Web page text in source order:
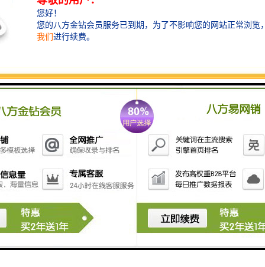
拆除。
2. 夹持物体：挖机破拆钳可以通过夹持物体的方式，将
3. 剪切金属：挖机破拆钳配备了强大的剪切力，可以轻
松切割金属材料，如钢筋、金属管道等。
4. 撕裂材料：挖机破拆钳的爪子设计可以用于撕裂材
料，如木材、塑料等，以便于更容易地进行拆除工作。
5. 旋转和调整：挖机破拆钳通常可以旋转和调整，以适
应不同角度和位置的拆除工作，提高工作效率。
总的来说，挖机破拆钳是一种多功能的工具，可以帮助
挖机操作员更轻松、地进行拆除工作。